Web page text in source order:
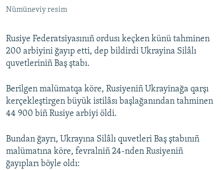
QOŞULIÑIZ!
RFE/RS bütün saytları
Nümüneviy resim
Rusiye Federatsiyasınıñ ordusı keçken künü tahminen
200 arbiyini ğayıp etti, dep bildirdi Ukrayina Silâlı
quvetleriniñ Baş ştabı.
Berilgen malümatqa köre, Rusiyeniñ Ukrayinağa qarşı
kerçekleştirgen büyük istilâsı başlağanından tahminen
44 900 biñ Rusiye arbiyi öldi.
Bundan ğayrı, Ukrayına Silâlı quvetleri Baş ştabınıñ
malümatına köre, fevralniñ 24-nden Rusiyeniñ
ğayıpları böyle oldı: